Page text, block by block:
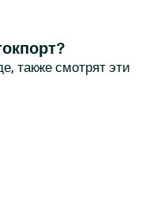
также смотрят эти